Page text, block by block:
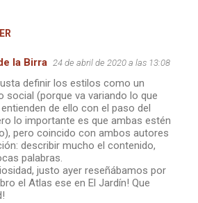
la Birra 24 de abril de 2020 a las 13:08
definir los estilos como un
social (porque va variando lo que
de ello con el paso del
lo importante es que ambas estén
pero coincido con ambos autores
describir mucho el contenido,
palabras.
justo ayer reseñábamos por
el Atlas ese en El Jardín! Que